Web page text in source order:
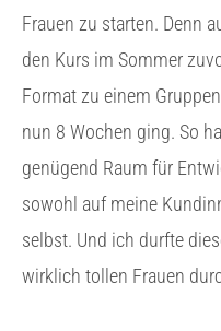
Frauen zu starten. Denn
den Kurs im Sommer
Format zu einem
nun 8 Wochen ging. So
genügend Raum für
sowohl auf meine
selbst. Und ich durfte
wirklich tollen Frauen